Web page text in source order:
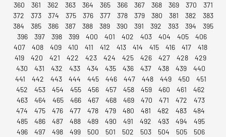
360
361 362 363 364 365 366 367 368 369 370
371
372
373 374 375 376 377 378 379 380 381 382
383
384
385 386 387 388 389 390 391 392 393 394
395
396
397 398 399 400 401 402 403 404 405
406
407
408 409 410 411 412 413 414 415 416 417
418
419
420 421 422 423 424 425 426 427 428
429
430
431 432 433 434 435 436 437 438 439
440
441
442 443 444 445 446 447 448 449 450
451
452
453 454 455 456 457 458 459 460 461
462
463
464 465 466 467 468 469 470 471 472
473
474
475 476 477 478 479 480 481 482 483
484
485
486 487 488 489 490 491 492 493 494
495
496
497 498 499 500 501 502 503 504 505 506